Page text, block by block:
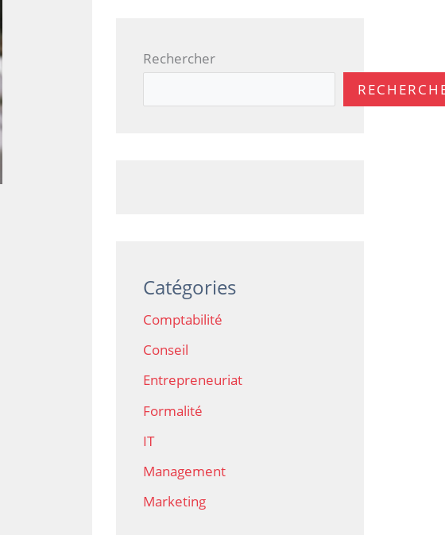
Rechercher
Catégories
Comptabilité
Conseil
Entrepreneuriat
Formalité
IT
Management
Marketing